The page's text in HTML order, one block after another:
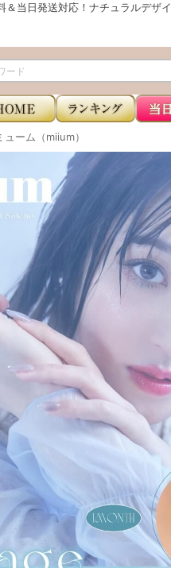
＆当日発送対応！ナチュラルデザ
ューム（miium）